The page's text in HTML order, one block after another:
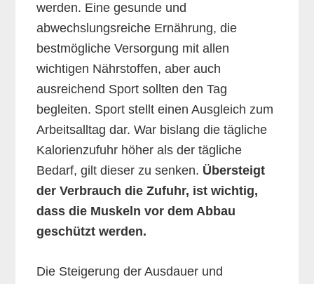
werden. Eine gesunde und
abwechslungsreiche Ernährung, die
bestmögliche Versorgung mit allen
wichtigen Nährstoffen, aber auch
ausreichend Sport sollten den Tag
begleiten. Sport stellt einen Ausgleich zum
Arbeitsalltag dar. War bislang die tägliche
Kalorienzufuhr höher als der tägliche
Bedarf, gilt dieser zu senken. Übersteigt
der Verbrauch die Zufuhr, ist wichtig,
dass die Muskeln vor dem Abbau
geschützt werden.
Die Steigerung der Ausdauer und